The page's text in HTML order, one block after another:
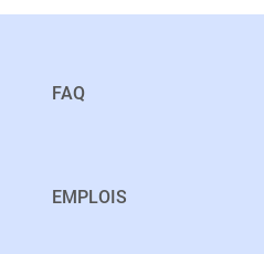
FAQ
EMPLOIS